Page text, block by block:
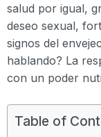
salud por igual,
deseo sexual,
signos del
hablando? La
con un poder
Table of